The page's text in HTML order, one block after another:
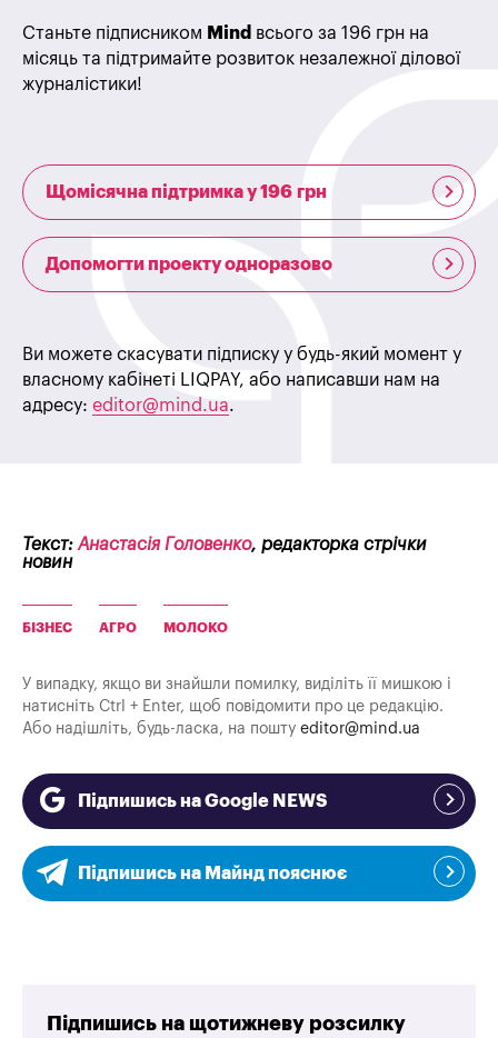
Станьте підписником Mind всього за 196 грн на
місяць та підтримайте розвиток незалежної ділової
журналістики!
Щомісячна підтримка у 196 грн
Допомогти проекту одноразово
Ви можете скасувати підписку у будь-який момент у
власному кабінеті LIQPAY, або написавши нам на
адресу: editor@mind.ua.
Текст:Анастасія Головенко, редакторка стрічки
новин
БІЗНЕС АГРО МОЛОКО
У випадку, якщо ви знайшли помилку, виділіть її мишкою і
натисніть Ctrl + Enter, щоб повідомити про це редакцію.
Або надішліть, будь-ласка, на пошту editor@mind.ua
Підпишись на Google NEWS
Підпишись на Майнд пояснює
Підпишись на щотижневу розсилку